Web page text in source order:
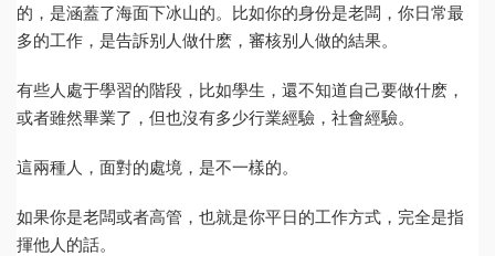
的，是涵蓋了海面下冰山的。比如你的身份是老闆，你日常最
多的工作，是告訴别人做什麽，審核别人做的結果。
有些人處于學習的階段，比如學生，還不知道自己要做什麽，
或者雖然畢業了，但也沒有多少行業經驗，社會經驗。
這兩種人，面對的處境，是不一樣的。
如果你是老闆或者高管，也就是你平日的工作方式，完全是指
揮他人的話。